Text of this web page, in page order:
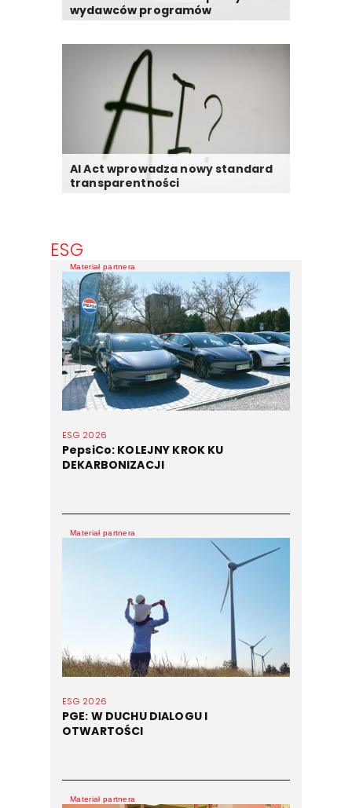
wydawców programów
AI Act wprowadza nowy standard
transparentności
ESG
ESG 2026
PepsiCo: KOLEJNY KROK KU
DEKARBONIZACJI
Materiał partnera
ESG 2026
PGE: W DUCHU DIALOGU I
OTWARTOŚCI
Materiał partnera
Materiał partnera